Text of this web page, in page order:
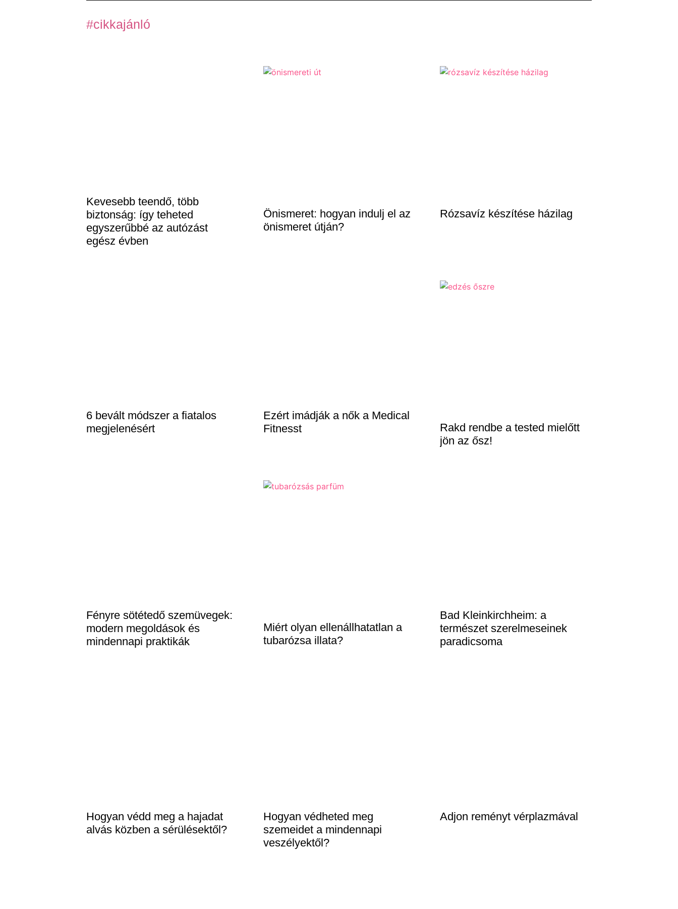
#cikkajánló
Kevesebb teendő, több
biztonság: így teheted
egyszerűbbé az autózást
egész évben
Önismeret: hogyan indulj el az
önismeret útján?
Rózsavíz készítése házilag
6 bevált módszer a fiatalos
megjelenésért
Ezért imádják a nők a Medical
Fitnesst
Rakd rendbe a tested mielőtt
jön az ősz!
Fényre sötétedő szemüvegek:
modern megoldások és
mindennapi praktikák
Miért olyan ellenállhatatlan a
tubarózsa illata?
Bad Kleinkirchheim: a
természet szerelmeseinek
paradicsoma
Hogyan védd meg a hajadat
alvás közben a sérülésektől?
Hogyan védheted meg
szemeidet a mindennapi
veszélyektől?
Adjon reményt vérplazmával